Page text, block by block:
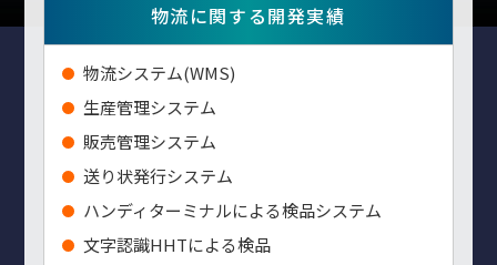
物流に関する開発実績
物流システム(WMS)
生産管理システム
販売管理システム
送り状発行システム
ハンディターミナルによる検品システム
⽂字認識HHTによる検品